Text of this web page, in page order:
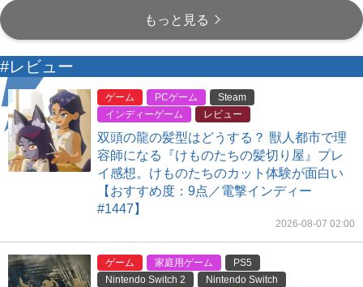
もっと見る
#レビュー
ゲーム PCゲーム
Steam
インディーゲーム
レビュー
双頭の龍の髪型はどうする？ 獣人都市で理
容師になる『けものたちの髪切り屋』プレ
イ感想。けものたちのカット体験が面白い
【おすすめ度：9点／電撃インディー
#1447】
2026-08-07 02:00
ゲーム 家庭用ゲーム
PS5
Nintendo Switch 2
Nintendo Switch